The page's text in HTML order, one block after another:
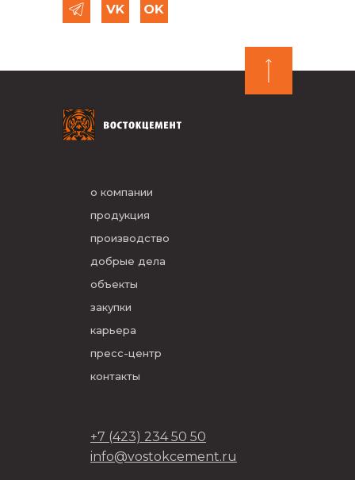
о компании
продукция
производство
добрые дела
объекты
закупки
карьера
пресс-центр
контакты
+7 (423) 234 50 50
info@vostokcement.ru